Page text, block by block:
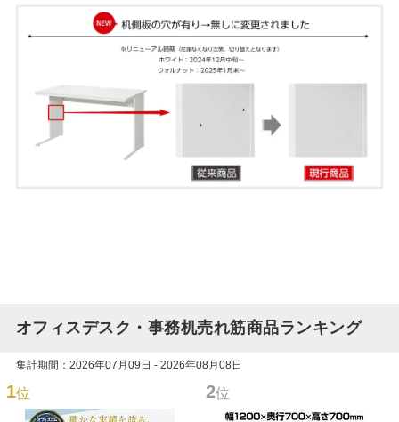
オフィスデスク・事務机売れ筋商品ランキング
集計期間：2026年07月09日 - 2026年08月08日
1位 2位